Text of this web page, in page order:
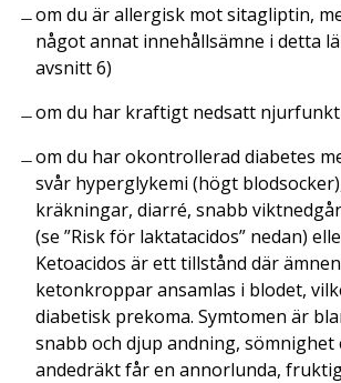
om du är allergisk mot sitagliptin,
något annat innehållsämne i detta
avsnitt 6)
om du har kraftigt nedsatt
om du har okontrollerad diabetes
svår hyperglykemi (högt
kräkningar, diarré, snabb
(se ”Risk för laktatacidos” nedan)
Ketoacidos är ett tillstånd där
ketonkroppar ansamlas i blodet,
diabetisk prekoma. Symtomen är
snabb och djup andning, sömnighet
andedräkt får en annorlunda,